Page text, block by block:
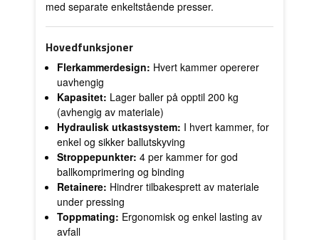
med separate enkeltstående presser.
Hovedfunksjoner
Flerkammerdesign: Hvert kammer opererer
uavhengig
Kapasitet: Lager baller på opptil 200 kg
(avhengig av materiale)
Hydraulisk utkastsystem: I hvert kammer, for
enkel og sikker ballutskyving
Stroppepunkter: 4 per kammer for god
ballkomprimering og binding
Retainere: Hindrer tilbakesprett av materiale
under pressing
Toppmating: Ergonomisk og enkel lasting av
avfall